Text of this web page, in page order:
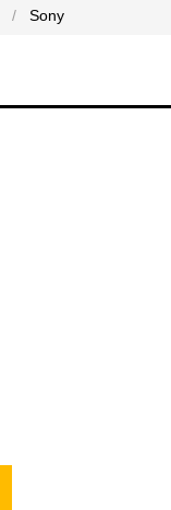
/ Sony